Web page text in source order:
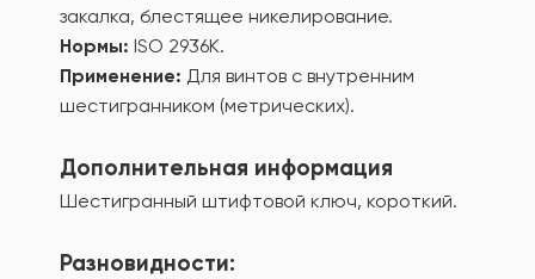
закалка, блестящее никелирование.
Нормы: ISO 2936К.
Применение: Для винтов с внутренним
шестигранником (метрических).
Дополнительная информация
Шестигранный штифтовой ключ, короткий.
Разновидности: